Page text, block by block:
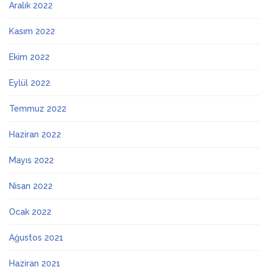
Aralık 2022
Kasım 2022
Ekim 2022
Eylül 2022
Temmuz 2022
Haziran 2022
Mayıs 2022
Nisan 2022
Ocak 2022
Ağustos 2021
Haziran 2021